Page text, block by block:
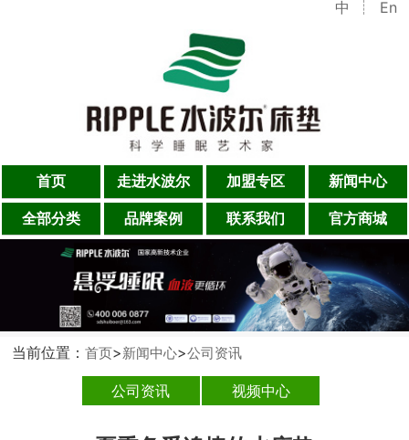
En
中
首页 走进水波尔 加盟专区 新闻中心
全部分类 品牌案例 联系我们 官方商城
当前位置：首页>新闻中心>公司资讯
公司资讯 视频中心